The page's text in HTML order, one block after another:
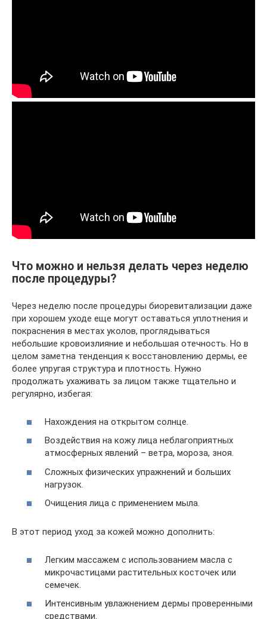
Что можно и нельзя делать через неделю
после процедуры?
Через неделю после процедуры биоревитализации даже
при хорошем уходе еще могут оставаться уплотнения и
покраснения в местах уколов, проглядываться
небольшие кровоизлияние и небольшая отечность. Но в
целом заметна тенденция к восстановлению дермы, ее
более упругая структура и плотность. Нужно
продолжать ухаживать за лицом также тщательно и
регулярно, избегая:
Нахождения на открытом солнце.
Воздействия на кожу лица неблагоприятных
атмосферных явлений – ветра, мороза, зноя.
Сложных физических упражнений и больших
нагрузок.
Очищения лица с применением мыла.
В этот период уход за кожей можно дополнить:
Легким массажем с использованием масла с
микрочастицами растительных косточек или
семечек.
Интенсивным увлажнением дермы проверенными
средствами.